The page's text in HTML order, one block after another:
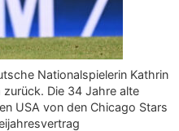
Nationalspielerin Kathrin
Die 34 Jahre alte
USA von den Chicago Stars